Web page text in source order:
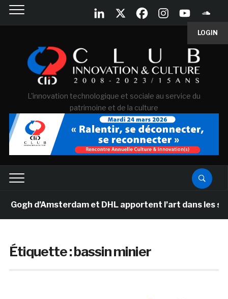
LOGIN
L'innovation technologique et sociale au service du
patrimoine et de la culture
d’Amsterdam et DHL apportent l’art dans les
Étiquette :bassin minier